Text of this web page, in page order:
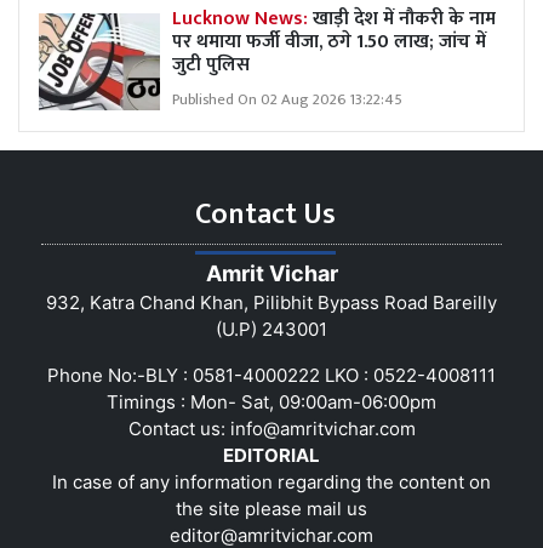
Lucknow News:खाड़ी देश में नौकरी के नाम
पर थमाया फर्जी वीजा, ठगे 1.50 लाख; जांच में
जुटी पुलिस
Published On 02 Aug 2026 13:22:45
Contact Us
Amrit Vichar
932, Katra Chand Khan, Pilibhit Bypass Road Bareilly
(U.P) 243001
Phone No:-BLY : 0581-4000222 LKO : 0522-4008111
Timings : Mon- Sat, 09:00am-06:00pm
Contact us: info@amritvichar.com
EDITORIAL
In case of any information regarding the content on
the site please mail us
editor@amritvichar.com